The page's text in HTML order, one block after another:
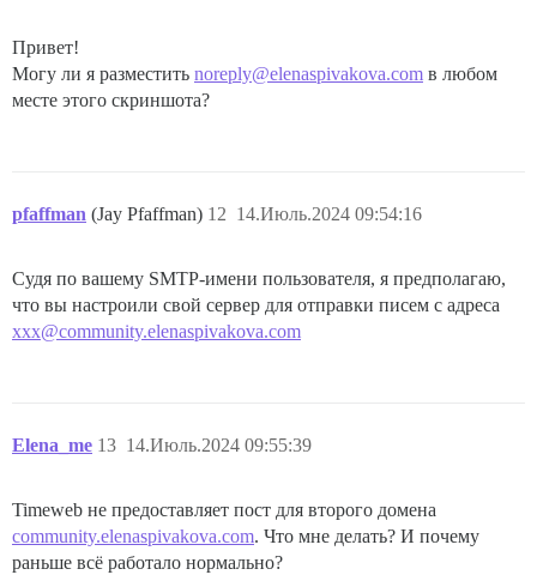
Привет!
Могу ли я разместить noreply@elenaspivakova.com в любом
месте этого скриншота?
pfaffman (Jay Pfaffman) 14.Июль.2024 09:54:16
12
Судя по вашему SMTP-имени пользователя, я предполагаю,
что вы настроили свой сервер для отправки писем с адреса
xxx@community.elenaspivakova.com
Elena_me 14.Июль.2024 09:55:39
13
Timeweb не предоставляет пост для второго домена
community.elenaspivakova.com. Что мне делать? И почему
раньше всё работало нормально?